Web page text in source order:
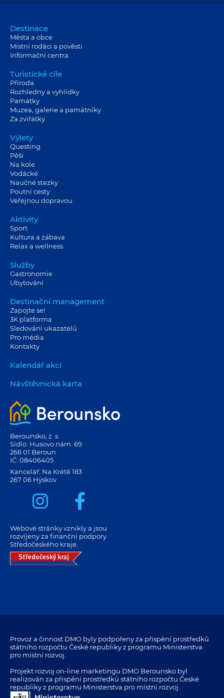
Destinace
Města a obce
Místní rodáci a pověsti
Informační centra
Turistické cíle
Příroda
Rozhledny a vyhlídky
Památky
Muzea, galerie a památníky
Za zvířátky
Výlety
Questing
Pěší
Na kole
Vodácké
Naučné stezky
Poutní cesty
Veřejnou dopravou
Aktivity
Sport
Kultura a zábava
Relax a wellness
Služby
Gastronomie
Ubytování
Destinační management
Zapojte se!
3K platforma
Sledování ukazatelů
Pro média
Kontakty
Kalendář akcí
Návštěvnická karta
Berounsko, z. s.
Sídlo: Husovo nám. 69
266 01 Beroun
IČ: 08406405
Kancelář: Na Krétě 183
267 06 Hýskov
Webové stránky vznikly a jsou
rozvíjeny za finanční podpory
Středočeského kraje.
Provoz a činnost DMO byly podpořeny za přispění prostředků
státního rozpočtu České republiky z programu Ministerstva
pro místní rozvoj.
Projekt rozvoj on-line marketingu DMO Berounsko byl
realizován za přispění prostředků státního rozpočtu České
republiky z programu Ministerstva pro místní rozvoj.